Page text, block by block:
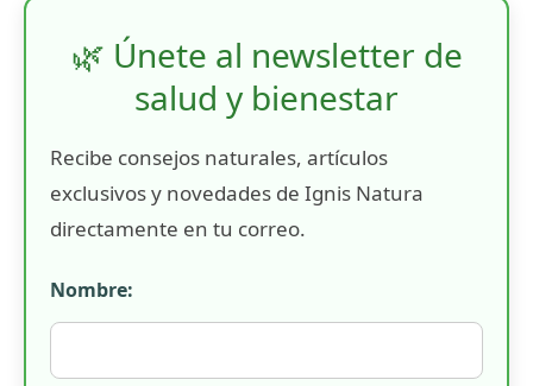
🌿 Únete al newsletter de
salud y bienestar
Recibe consejos naturales, artículos
exclusivos y novedades de Ignis Natura
directamente en tu correo.
Nombre: